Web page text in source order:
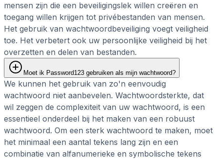
mensen zijn die een beveiligingslek willen creëren en
toegang willen krijgen tot privébestanden van mensen.
Het gebruik van wachtwoordbeveiliging voegt veiligheid
toe. Het verbetert ook uw persoonlijke veiligheid bij het
overzetten en delen van bestanden.
Moet ik Password123 gebruiken als mijn wachtwoord?
We kunnen het gebruik van zo'n eenvoudig
wachtwoord niet aanbevelen. Wachtwoordsterkte, dat
wil zeggen de complexiteit van uw wachtwoord, is een
essentieel onderdeel bij het maken van een robuust
wachtwoord. Om een sterk wachtwoord te maken, moet
het minimaal een aantal tekens lang zijn en een
combinatie van alfanumerieke en symbolische tekens